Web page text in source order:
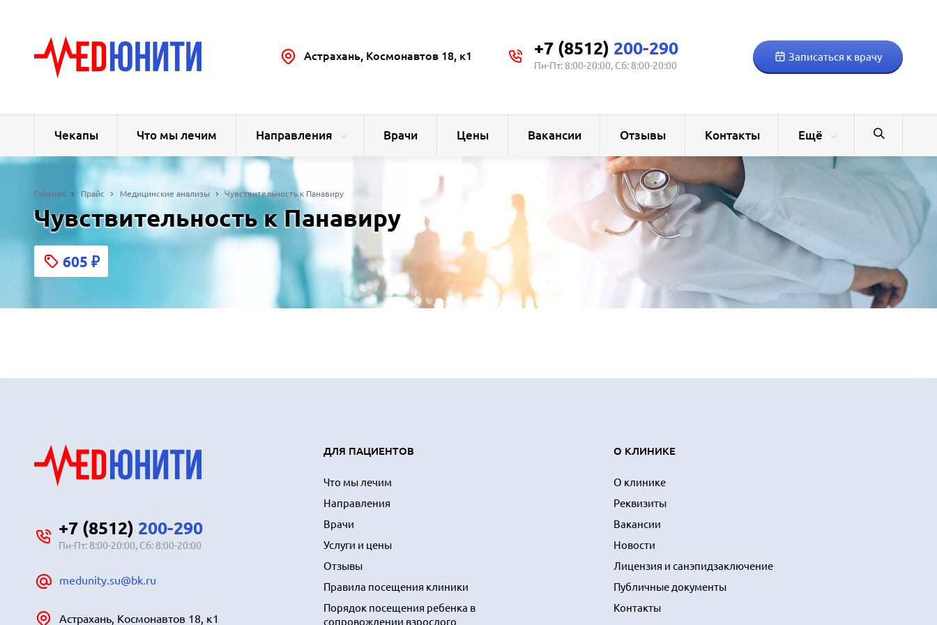
Астрахань, Космонавтов 18, к1 +7 (8512) 200-290
Пн-Пт: 8:00-20:00, Сб: 8:00-20:00
Записаться к врачу
Чекапы Что мы лечим Направления Врачи Цены Вакансии Отзывы Контакты Ещё
Главная Прайс Медицинские анализы Чувствительность к Панавиру
Чувствительность к Панавиру
605 ₽
+7 (8512) 200-290
Пн-Пт: 8:00-20:00, Сб: 8:00-20:00
medunity.su@bk.ru
Астрахань, Космонавтов 18, к1
ДЛЯ ПАЦИЕНТОВ
Что мы лечим
Направления
Врачи
Услуги и цены
Отзывы
Правила посещения клиники
Порядок посещения ребенка в
сопровождении взрослого
О КЛИНИКЕ
О клинике
Реквизиты
Вакансии
Новости
Лицензия и санэпидзаключение
Публичные документы
Контакты